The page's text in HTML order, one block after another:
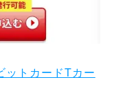
ットカードTカー